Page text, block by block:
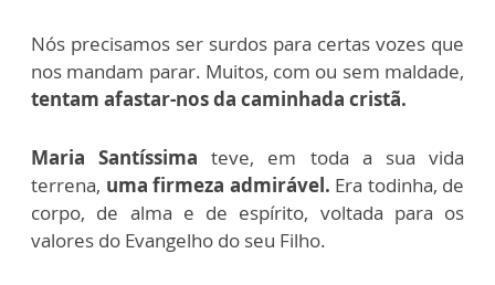
Nós precisamos ser surdos para certas vozes que
nos mandam parar. Muitos, com ou sem maldade,
tentam afastar-nos da caminhada cristã.
Maria Santíssima teve, em toda a sua vida
terrena, uma firmeza admirável. Era todinha, de
corpo, de alma e de espírito, voltada para os
valores do Evangelho do seu Filho.